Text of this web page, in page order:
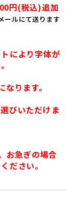
円(税込)追加
ールにて送ります
により字体が
ります。
びいただけま
お急ぎの場合
ださい。